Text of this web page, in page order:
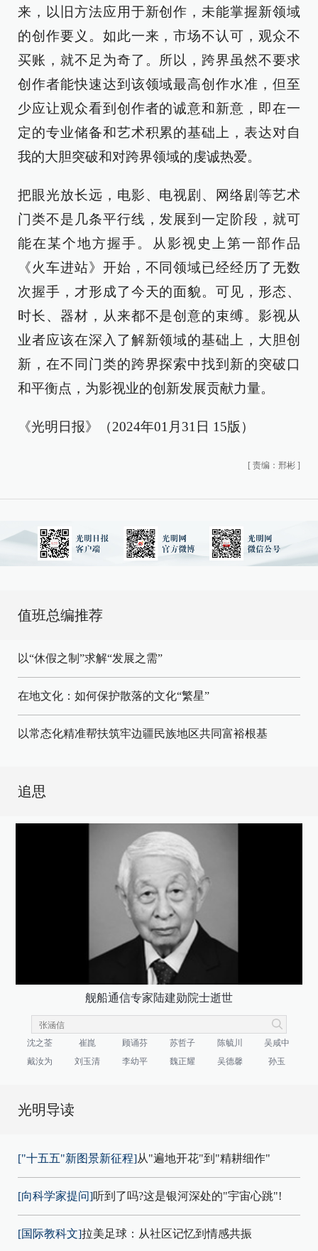
来，以旧方法应用于新创作，未能掌握新领域
的创作要义。如此一来，市场不认可，观众不
买账，就不足为奇了。所以，跨界虽然不要求
创作者能快速达到该领域最高创作水准，但至
少应让观众看到创作者的诚意和新意，即在一
定的专业储备和艺术积累的基础上，表达对自
我的大胆突破和对跨界领域的虔诚热爱。
把眼光放长远，电影、电视剧、网络剧等艺术
门类不是几条平行线，发展到一定阶段，就可
能在某个地方握手。从影视史上第一部作品
《火车进站》开始，不同领域已经经历了无数
次握手，才形成了今天的面貌。可见，形态、
时长、器材，从来都不是创意的束缚。影视从
业者应该在深入了解新领域的基础上，大胆创
新，在不同门类的跨界探索中找到新的突破口
和平衡点，为影视业的创新发展贡献力量。
《光明日报》（2024年01月31日 15版）
[ 责编：邢彬 ]
值班总编推荐
以“休假之制”求解“发展之需”
在地文化：如何保护散落的文化“繁星”
以常态化精准帮扶筑牢边疆民族地区共同富裕根基
追思
舰船通信专家陆建勋院士逝世
沈之荃 崔崑 顾诵芬 苏哲子 陈毓川
吴咸中
戴汝为
刘玉清 李幼平 魏正耀 吴德馨 孙玉
光明导读
["十五五"新图景新征程]从"遍地开花"到"精耕细作"
[向科学家提问]听到了吗?这是银河深处的"宇宙心跳"!
[国际教科文]拉美足球：从社区记忆到情感共振